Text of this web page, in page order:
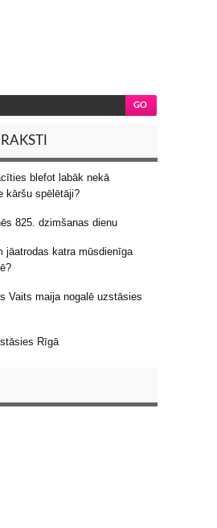
blefot labāk nekā
kāršu spēlētāji?
825. dzimšanas dienu
jāatrodas katra mūsdienīga
Vaits maija nogalē uzstāsies
Rīgā